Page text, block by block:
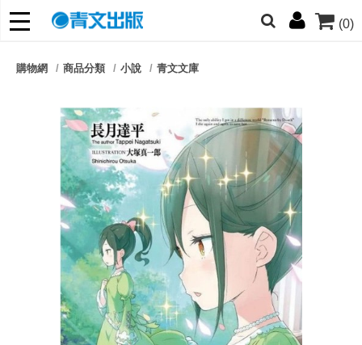
(0)
朋友們，提高警覺！
購物網 商品分類 小說 青文文庫